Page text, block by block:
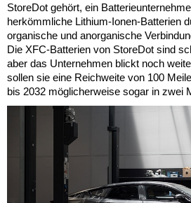
StoreDot gehört, ein
herkömmliche Lithium-Ionen-Batterien
organische und anorganische
Die XFC-Batterien von StoreDot sind
aber das Unternehmen blickt noch
sollen sie eine Reichweite von 100
bis 2032 möglicherweise sogar in zwei